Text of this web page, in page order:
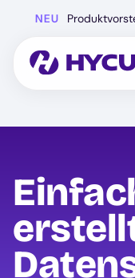
Hauptinhalt
NEU